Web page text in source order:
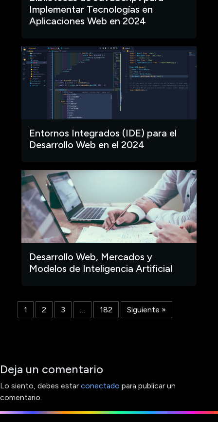
Implementar Tecnologías en
Aplicaciones Web en 2024
Entornos Integrados (IDE) para el
Desarrollo Web en el 2024
Desarrollo Web, Mercados y
Modelos de Inteligencia Artificial
1 2 3 … 182 Siguiente »
Deja un comentario
Lo siento, debes estar conectado para publicar un
comentario.